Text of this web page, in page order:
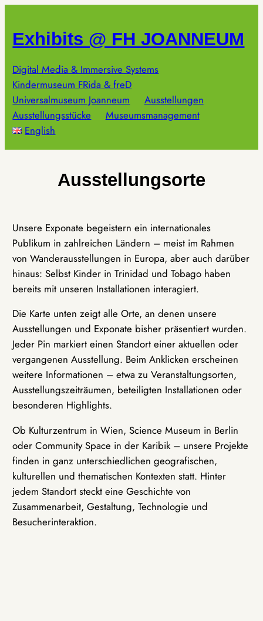
springen
Exhibits @ FH JOANNEUM
Digital Media & Immersive Systems
Kindermuseum FRida & freD
Universalmuseum Joanneum
Ausstellungen
Ausstellungsstücke
Museumsmanagement
English
Ausstellungsorte
Unsere Exponate begeistern ein internationales
Publikum in zahlreichen Ländern – meist im Rahmen
von Wanderausstellungen in Europa, aber auch darüber
hinaus: Selbst Kinder in Trinidad und Tobago haben
bereits mit unseren Installationen interagiert.
Die Karte unten zeigt alle Orte, an denen unsere
Ausstellungen und Exponate bisher präsentiert wurden.
Jeder Pin markiert einen Standort einer aktuellen oder
vergangenen Ausstellung. Beim Anklicken erscheinen
weitere Informationen – etwa zu Veranstaltungsorten,
Ausstellungszeiträumen, beteiligten Installationen oder
besonderen Highlights.
Ob Kulturzentrum in Wien, Science Museum in Berlin
oder Community Space in der Karibik – unsere Projekte
finden in ganz unterschiedlichen geografischen,
kulturellen und thematischen Kontexten statt. Hinter
jedem Standort steckt eine Geschichte von
Zusammenarbeit, Gestaltung, Technologie und
Besucherinteraktion.